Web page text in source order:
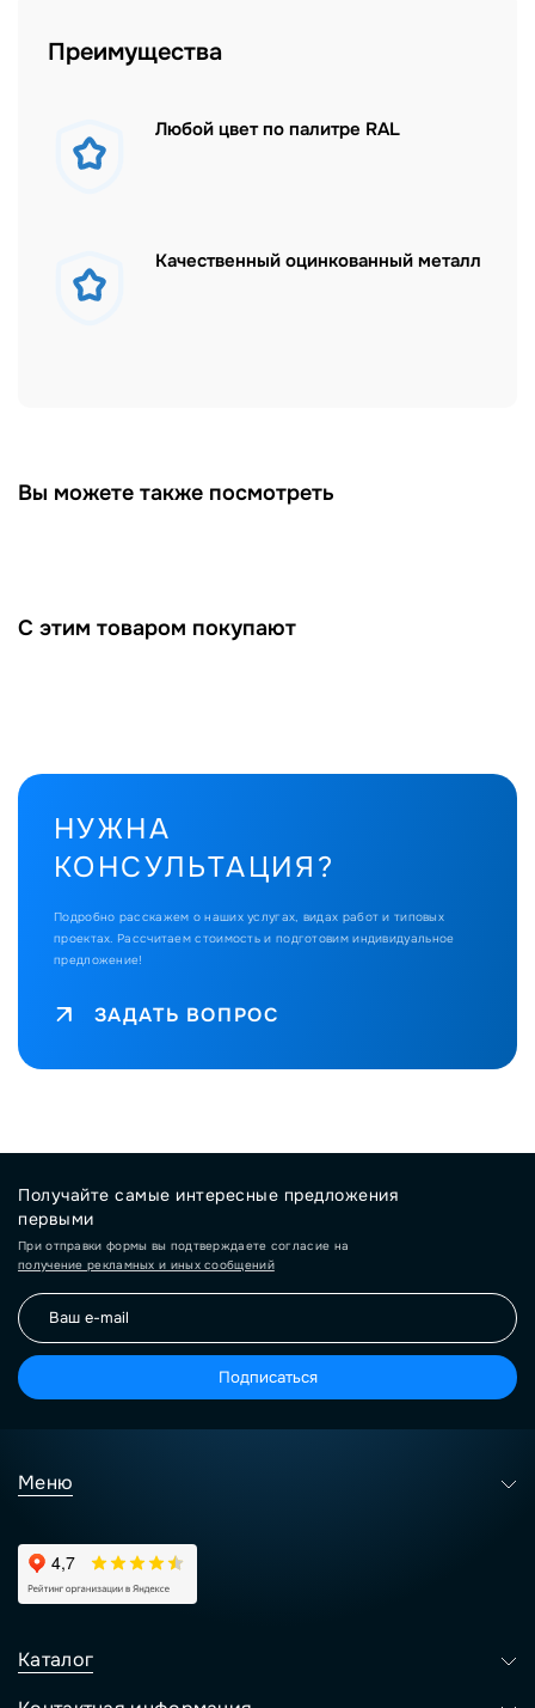
Преимущества
Любой цвет по палитре RAL
Качественный оцинкованный металл
Вы можете также посмотреть
С этим товаром покупают
НУЖНА
КОНСУЛЬТАЦИЯ?
Подробно расскажем о наших услугах, видах работ и типовых
проектах. Рассчитаем стоимость и подготовим индивидуальное
предложение!
ЗАДАТЬ ВОПРОС
Получайте самые интересные предложения
первыми
При отправки формы вы подтверждаете согласие на
получение рекламных и иных сообщений
Подписаться
Меню
Каталог